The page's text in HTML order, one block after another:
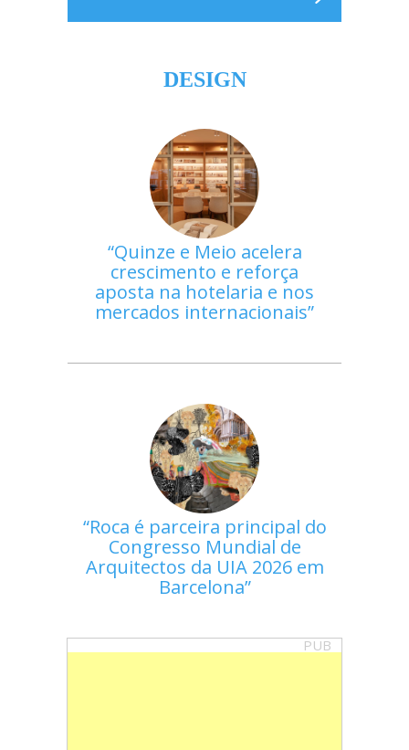
DESIGN
Quinze e Meio acelera
crescimento e reforça
aposta na hotelaria e nos
mercados internacionais
Roca é parceira principal do
Congresso Mundial de
Arquitectos da UIA 2026 em
Barcelona
PUB